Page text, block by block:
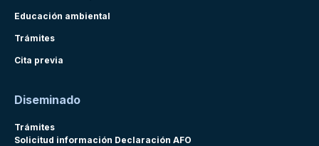
Educación ambiental
Trámites
Cita previa
Diseminado
Trámites
Solicitud información Declaración AFO